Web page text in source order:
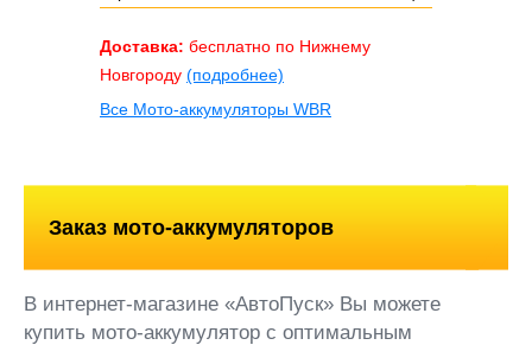
Доставка: бесплатно по Нижнему
Новгороду (подробнее)
Все Мото-аккумуляторы WBR
Заказ мото-аккумуляторов
В интернет-магазине «АвтоПуск» Вы можете
купить мото-аккумулятор с оптимальным